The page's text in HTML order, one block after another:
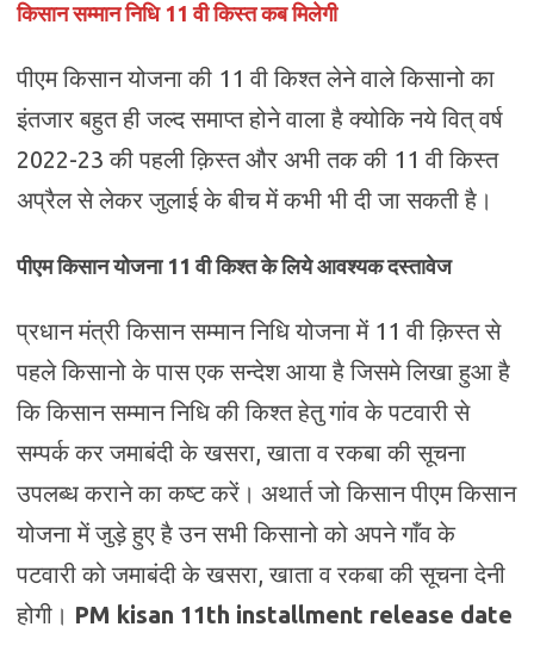
किसान सम्मान निधि 11 वी किस्त कब मिलेगी
पीएम किसान योजना की 11 वी किश्त लेने वाले किसानो का
इंतजार बहुत ही जल्द समाप्त होने वाला है क्योकि नये वित् वर्ष
2022-23 की पहली क़िस्त और अभी तक की 11 वी किस्त
अप्रैल से लेकर जुलाई के बीच में कभी भी दी जा सकती है।
पीएम किसान योजना 11 वी किश्त के लिये आवश्यक दस्तावेज
प्रधान मंत्री किसान सम्मान निधि योजना में 11 वी क़िस्त से
पहले किसानो के पास एक सन्देश आया है जिसमे लिखा हुआ है
कि किसान सम्मान निधि की किश्त हेतु गांव के पटवारी से
सम्पर्क कर जमाबंदी के खसरा, खाता व रकबा की सूचना
उपलब्ध कराने का कष्ट करें। अथार्त जो किसान पीएम किसान
योजना में जुड़े हुए है उन सभी किसानो को अपने गाँव के
पटवारी को जमाबंदी के खसरा, खाता व रकबा की सूचना देनी
होगी। PM kisan 11th installment release date